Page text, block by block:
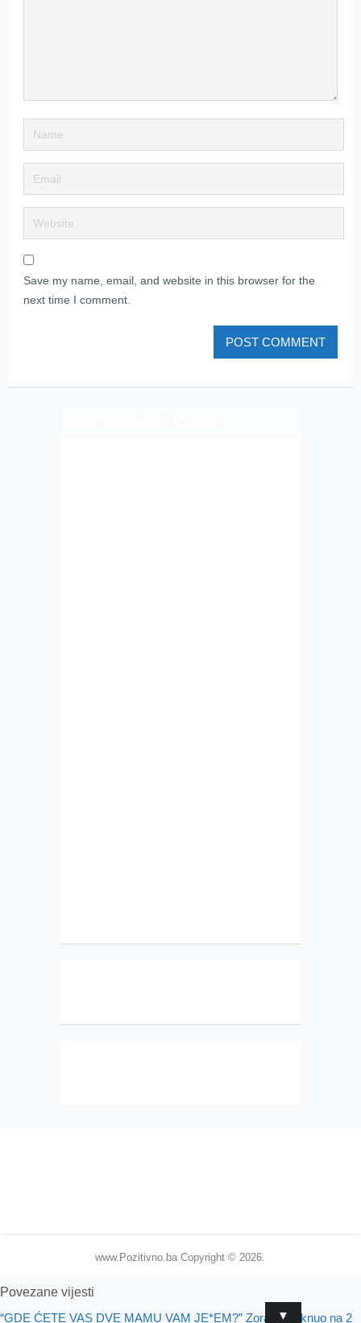
Save my name, email, and website in this browser for the
next time I comment.
www.Pozitivno.ba Copyright © 2026.
▼
Povezane vijesti
“GDE ĆETE VAS DVE MAMU VAM JE*EM?” Zoran je viknuo na 2